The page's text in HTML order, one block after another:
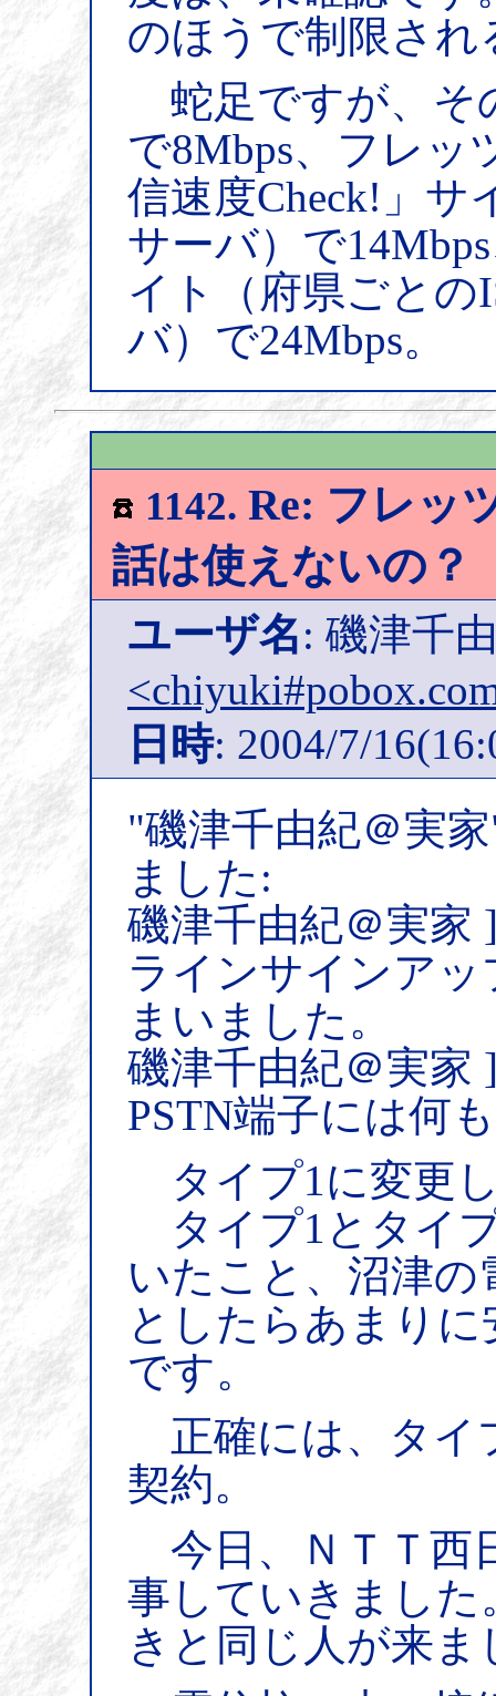
のほうで制限さ
蛇足ですが、そ
で8Mbps、フレッ
信速度Check!」サ
サーバ）で
イト（府県ごとの
バ）で24Mbps。
1142. Re: フレッ
話は使えないの？
ユーザ名: 磯津千
日時: 2004/7/
"磯津千由紀＠実
ました:
磯津千由紀＠実
ラインサインア
まいました。
磯津千由紀＠実
PSTN端子には何
タイプ1に変更
タイプ1とタイ
いたこと、沼津の
としたらあまり
です。
正確には、タイ
契約。
今日、ＮＴＴ西
事していきまし
きと同じ人が来ま